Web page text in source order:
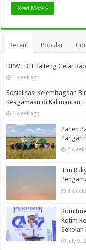
Read More »
Recent Popular
DPW LDII Kalteng Gelar
1 week ago
Sosialisasi Kelembagaan
Keagamaan di Kalimantan
1 week ago
Panen
Pangan
2
Tim
3
Kotim
Sekolah
July 9,